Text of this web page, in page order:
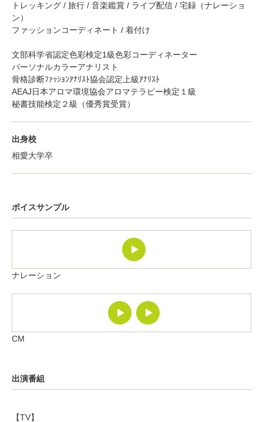
トレッキング / 旅行 / 音楽鑑賞 / ライブ配信 / 宅録（ナレーショ
ン）
ファッションコーディネート / 着付け
文部科学省認定色彩検定1級色彩コーディネーター
パーソナルカラーアナリスト
骨格診断ﾌｧｯｼｮﾝｱﾅﾘｽﾄ協会認定上級ｱﾅﾘｽﾄ
AEAJ日本アロマ環境協会アロマテラピー検定１級
秘書技能検定２級（優秀賞受賞）
出身校
相愛大学卒
ボイスサンプル
ナレーション
CM
出演番組
【TV】